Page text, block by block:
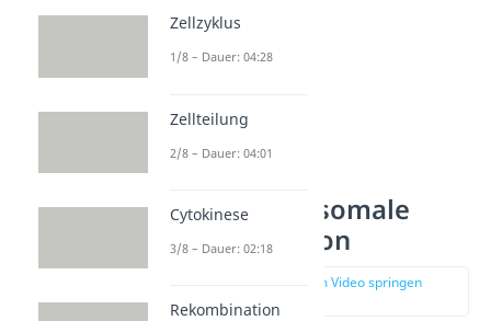
Intrachromosomale
Rekombination
zur Stelle im Video springen
(03:02)
Zellzyklus
1/8 – Dauer: 04:28
Zellteilung
2/8 – Dauer: 04:01
Cytokinese
3/8 – Dauer: 02:18
Rekombination